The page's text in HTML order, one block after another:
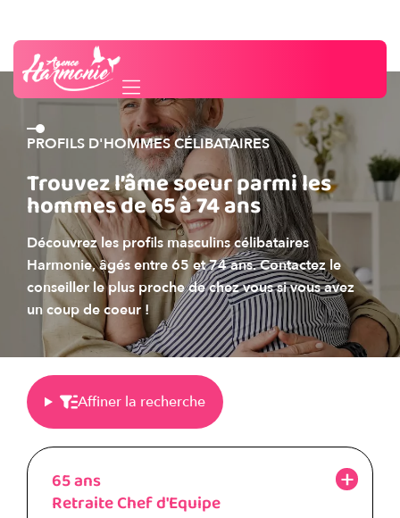
PROFILS D'HOMMES CÉLIBATAIRES
Trouvez l’âme soeur parmi les
hommes de 65 à 74 ans
Découvrez les profils masculins célibataires
Harmonie, âgés entre 65 et 74 ans. Contactez le
conseiller le plus proche de chez vous si vous avez
un coup de coeur !
Affiner la recherche
65 ans
Retraite Chef d'Equipe